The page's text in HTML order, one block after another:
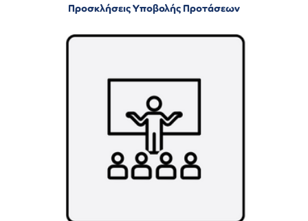
Προσκλήσεις Υποβολής Προτάσεων